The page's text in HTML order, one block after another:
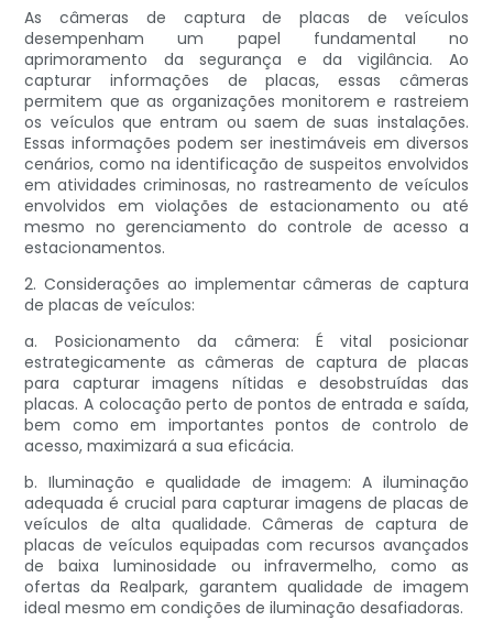
As câmeras de captura de placas de veículos
desempenham um papel fundamental no
aprimoramento da segurança e da vigilância. Ao
capturar informações de placas, essas câmeras
permitem que as organizações monitorem e rastreiem
os veículos que entram ou saem de suas instalações.
Essas informações podem ser inestimáveis ​​em diversos
cenários, como na identificação de suspeitos envolvidos
em atividades criminosas, no rastreamento de veículos
envolvidos em violações de estacionamento ou até
mesmo no gerenciamento do controle de acesso a
estacionamentos.
2. Considerações ao implementar câmeras de captura
de placas de veículos:
a. Posicionamento da câmera: É vital posicionar
estrategicamente as câmeras de captura de placas
para capturar imagens nítidas e desobstruídas das
placas. A colocação perto de pontos de entrada e saída,
bem como em importantes pontos de controlo de
acesso, maximizará a sua eficácia.
b. Iluminação e qualidade de imagem: A iluminação
adequada é crucial para capturar imagens de placas de
veículos de alta qualidade. Câmeras de captura de
placas de veículos equipadas com recursos avançados
de baixa luminosidade ou infravermelho, como as
ofertas da Realpark, garantem qualidade de imagem
ideal mesmo em condições de iluminação desafiadoras.